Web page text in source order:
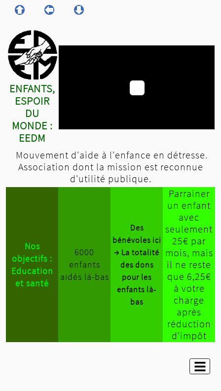
ENFANTS,
ESPOIR
DU
MONDE :
EEDM
Mouvement d'aide à l'enfance en détresse.
Association dont la mission est reconnue
d'utilité publique.
Nos
objectifs :
Education
et santé
6000
enfants
aidés là-bas
Des
bénévoles ici
→ La totalité
des dons
pour les
enfants là-
bas
Parrainer
un enfant
avec
seulement
25€ par
mois, mais
il ne reste
que 6,25€
à votre
charge
après
réduction
d'impôt